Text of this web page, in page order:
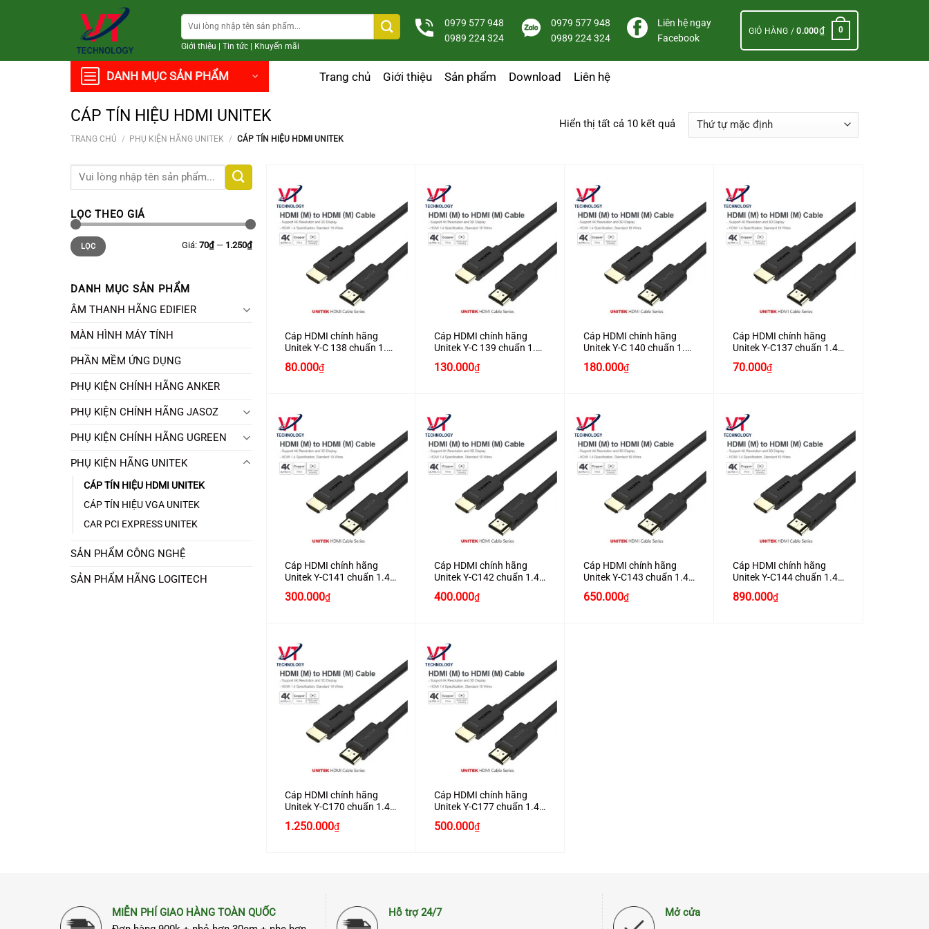
Tìm
kiếm:
Giới thiệu Tin tức| Khuyến mãi
0979 577 948
0989 224 324
0979 577 948
0989 224 324
Liên hệ ngay
Facebook
GIỎ HÀNG /0.000₫ 0
DANH MỤC SẢN PHẨM Trang chủ Giới thiệu Sản phẩm Download Liên hệ
CÁP TÍN HIỆU HDMI UNITEK
TRANG CHỦ / PHỤ KIỆN HÃNG UNITEK / CÁP TÍN HIỆU HDMI UNITEK
Hiển thị tất cả 10 kết quả
Tìm
LỌC THEO GIÁ
Giá
thấp
nhất
Giá
cao
nhất
LỌC Giá: 70₫— 1.250₫
DANH MỤC SẢN PHẨM
ÂM THANH HÃNG EDIFIER
MÀN HÌNH MÁY TÍNH
PHẦN MỀM ỨNG DỤNG
PHỤ KIỆN CHÍNH HÃNG ANKER
PHỤ KIỆN CHÍNH HÃNG JASOZ
PHỤ KIỆN CHÍNH HÃNG UGREEN
PHỤ KIỆN HÃNG UNITEK
CÁP TÍN HIỆU HDMI UNITEK
CÁP TÍN HIỆU VGA UNITEK
CAR PCI EXPRESS UNITEK
SẢN PHẨM CÔNG NGHỆ
SẢN PHẨM HÃNG LOGITECH
Cáp HDMI chính hãng
Unitek Y-C 138 chuẩn 1.4
cao cấp
80.000₫
Cáp HDMI chính hãng
Unitek Y-C 139 chuẩn 1.4
cao cấp
130.000₫
Cáp HDMI chính hãng
Unitek Y-C 140 chuẩn 1.4
cao cấp
180.000₫
Cáp HDMI chính hãng
Unitek Y-C137 chuẩn 1.4
4K*2K cao cấp
70.000₫
Cáp HDMI chính hãng
Unitek Y-C141 chuẩn 1.4
cao cấp
300.000₫
Cáp HDMI chính hãng
Unitek Y-C142 chuẩn 1.4
cao cấp
400.000₫
Cáp HDMI chính hãng
Unitek Y-C143 chuẩn 1.4
cao cấp
650.000₫
Cáp HDMI chính hãng
Unitek Y-C144 chuẩn 1.4
cao cấp
890.000₫
Cáp HDMI chính hãng
Unitek Y-C170 chuẩn 1.4
cao cấp
1.250.000₫
Cáp HDMI chính hãng
Unitek Y-C177 chuẩn 1.4
cao cấp
500.000₫
MIỄN PHÍ GIAO HÀNG TOÀN QUỐC
Hỗ trợ 24/7 Mở cửa